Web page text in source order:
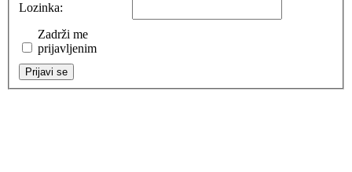
Lozinka:
Zadrži me
prijavljenim
Prijavi se